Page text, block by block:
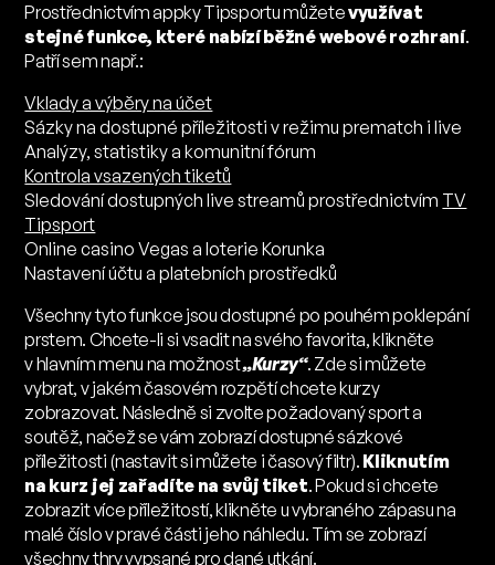
Prostřednictvím appky Tipsportu můžetevyužívat
stejné funkce, které nabízí běžné webové rozhraní.
Patří sem např.:
Vklady a výběry na účet
Sázky na dostupné příležitosti v režimu prematch i live
Analýzy, statistiky a komunitní fórum
Kontrola vsazených tiketů
Sledování dostupných live streamů prostřednictvím TV
Tipsport
Online casino Vegas a loterie Korunka
Nastavení účtu a platebních prostředků
Všechny tyto funkce jsou dostupné po pouhém poklepání
prstem. Chcete-li si vsadit na svého favorita, klikněte
v hlavním menu na možnost„Kurzy“. Zde si můžete
vybrat, v jakém časovém rozpětí chcete kurzy
zobrazovat. Následně si zvolte požadovaný sport a
soutěž, načež se vám zobrazí dostupné sázkové
příležitosti (nastavit si můžete i časový filtr). Kliknutím
na kurz jej zařadíte na svůj tiket. Pokud si chcete
zobrazit více příležitostí, klikněte u vybraného zápasu na
malé číslo v pravé části jeho náhledu. Tím se zobrazí
všechny thry vypsané pro dané utkání.